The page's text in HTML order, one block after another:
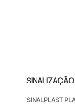
SINALPLAST